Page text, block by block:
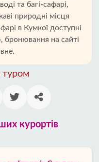
та багі-сафарі,
природні місця
в Кумкої доступні
на сайті
туром
курортів